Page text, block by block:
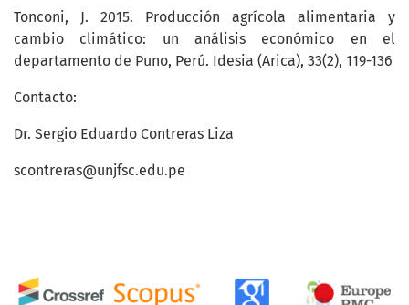
Tonconi, J. 2015. Producción agrícola alimentaria y
cambio climático: un análisis económico en el
departamento de Puno, Perú. Idesia (Arica), 33(2), 119-136
Contacto:
Dr. Sergio Eduardo Contreras Liza
scontreras@unjfsc.edu.pe